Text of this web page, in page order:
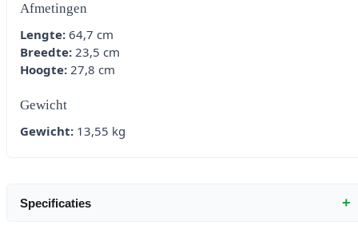
Afmetingen
Lengte: 64,7 cm
Breedte: 23,5 cm
Hoogte: 27,8 cm
Gewicht
Gewicht: 13,55 kg
Specificaties +